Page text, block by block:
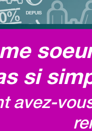
si
avez-